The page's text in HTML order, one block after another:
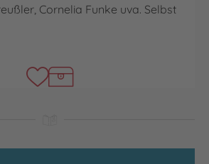
Cornelia Funke uva. Selbst
für kleine starke Helden